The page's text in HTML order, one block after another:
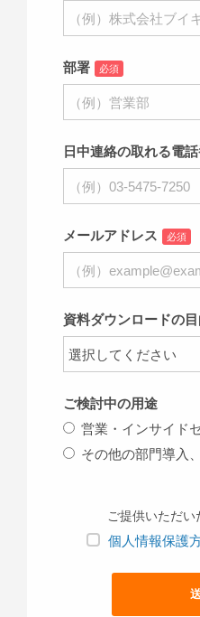
部署 必須
日中連絡の取れる電
メールアドレス 必須
資料ダウンロードの
ご検討中の用途
営業・インサイド
その他の部門導入
ご提供いただ
個人情報保護